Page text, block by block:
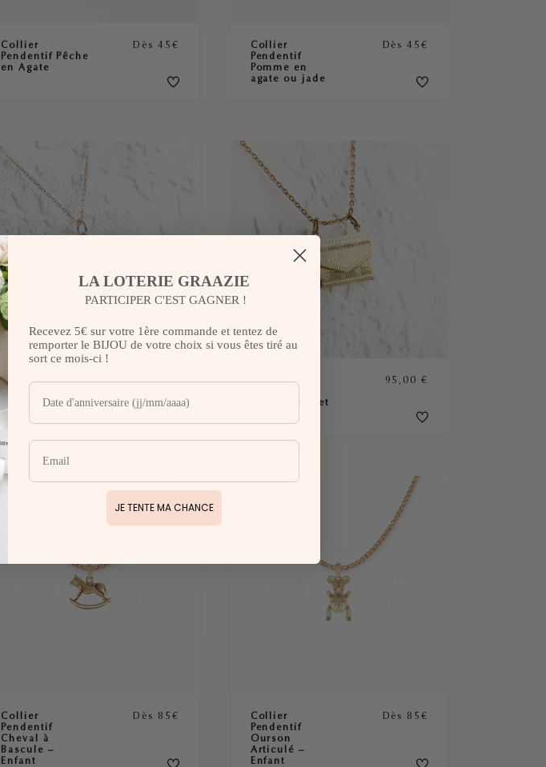
Collier
Pendentif Pêche
en Agate
Dès 45€
Collier
Pendentif
Pomme en
agate ou jade
Dès 45€
Collier
Pendentif
Talisman en
Dès 45€
Enveloppe
Collier Locket
95,00€
Collier
Pendentif
Cheval à
Bascule –
Enfant
Dès 85€
Collier
Pendentif
Ourson
Articulé –
Enfant
Dès 85€
LA LOTERIE GRAAZIE
PARTICIPER C'EST GAGNER !
Recevez 5€ sur votre 1ère commande et tentez de
remporter le BIJOU de votre choix si vous êtes tiré au
sort ce mois-ci !
JE TENTE MA CHANCE